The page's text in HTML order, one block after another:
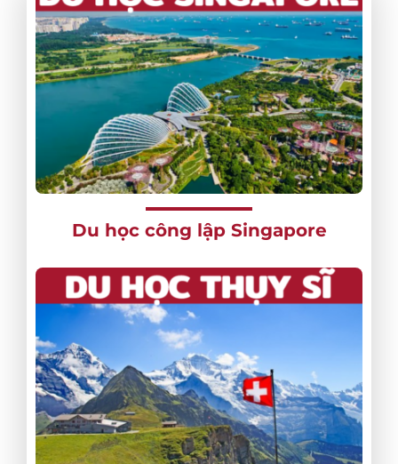
Du học công lập Singapore